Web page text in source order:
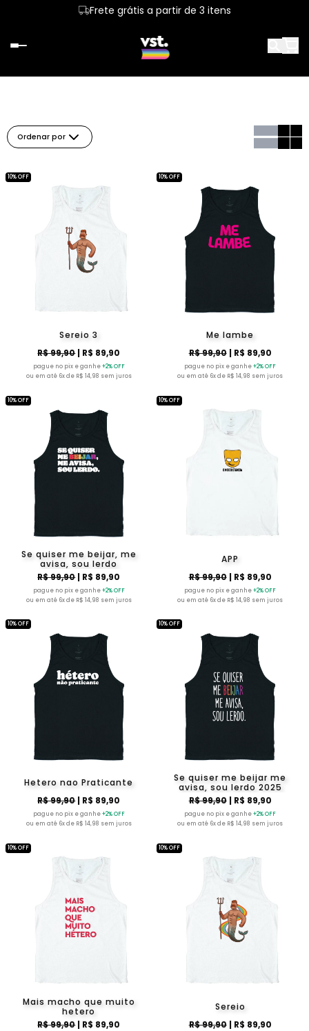
Frete grátis a partir de 3 itens
Ordenar por
Sereio 3
R$ 99,90| R$ 89,90
pague no pix e ganhe+2% OFF
ou em até 6x de R$ 14,98 sem juros
10% OFF
Me lambe
R$ 99,90| R$ 89,90
pague no pix e ganhe+2% OFF
ou em até 6x de R$ 14,98 sem juros
10% OFF
Se quiser me beijar, me
avisa, sou lerdo
R$ 99,90| R$ 89,90
pague no pix e ganhe+2% OFF
ou em até 6x de R$ 14,98 sem juros
10% OFF
APP
R$ 99,90| R$ 89,90
pague no pix e ganhe+2% OFF
ou em até 6x de R$ 14,98 sem juros
10% OFF
Hetero nao Praticante
R$ 99,90| R$ 89,90
pague no pix e ganhe+2% OFF
ou em até 6x de R$ 14,98 sem juros
10% OFF
Se quiser me beijar me
avisa, sou lerdo 2025
R$ 99,90| R$ 89,90
pague no pix e ganhe+2% OFF
ou em até 6x de R$ 14,98 sem juros
10% OFF
Mais macho que muito
hetero
R$ 99,90| R$ 89,90
10% OFF
Sereio
R$ 99,90| R$ 89,90
10% OFF